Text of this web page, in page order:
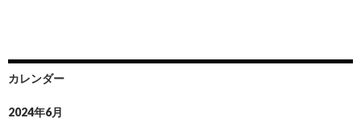
カレンダー
2024年6月